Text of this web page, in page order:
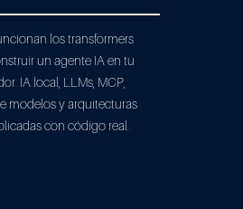
los transformers
un agente IA en tu
IA local, LLMs, MCP,
modelos y arquitecturas
con código real.